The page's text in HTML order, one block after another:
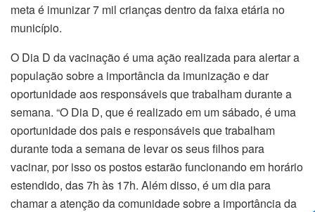
meta é imunizar 7 mil crianças dentro da faixa etária no
município.
O Dia D da vacinação é uma ação realizada para alertar a
população sobre a importância da imunização e dar
oportunidade aos responsáveis que trabalham durante a
semana. “O Dia D, que é realizado em um sábado, é uma
oportunidade dos pais e responsáveis que trabalham
durante toda a semana de levar os seus filhos para
vacinar, por isso os postos estarão funcionando em horário
estendido, das 7h às 17h. Além disso, é um dia para
chamar a atenção da comunidade sobre a importância da